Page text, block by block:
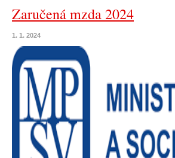
Zaručená mzda 2024
1. 1. 2024